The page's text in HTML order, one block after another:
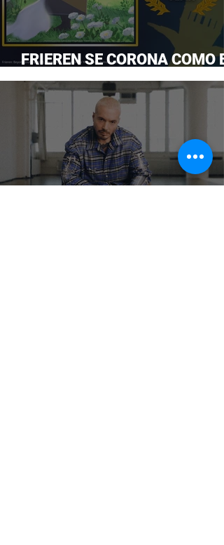
FRIEREN SE CORONA COMO
ANIME DEL AÑO